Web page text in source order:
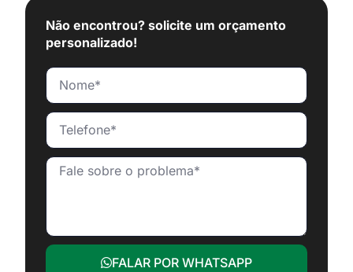
Não encontrou? solicite um orçamento
personalizado!
FALAR POR WHATSAPP